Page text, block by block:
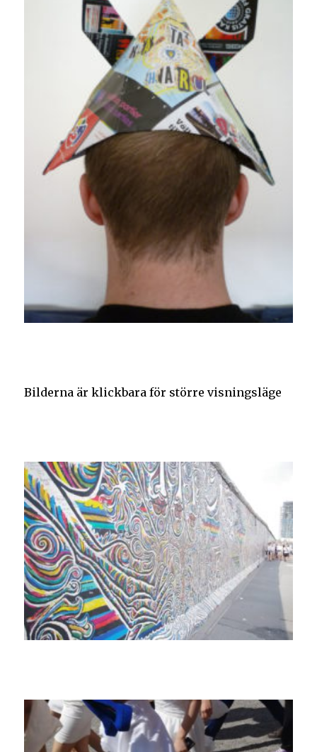
Bilderna är klickbara för större visningsläge